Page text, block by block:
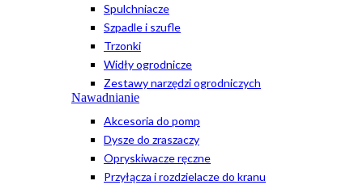
Spulchniacze
Szpadle i szufle
Trzonki
Widły ogrodnicze
Zestawy narzędzi ogrodniczych
Nawadnianie
Akcesoria do pomp
Dysze do zraszaczy
Opryskiwacze ręczne
Przyłącza i rozdzielacze do kranu